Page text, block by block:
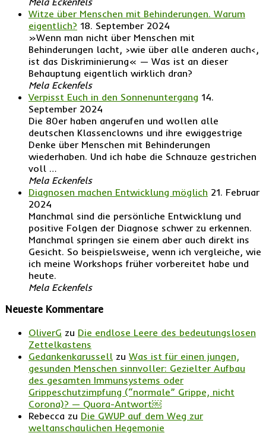
Witze über Menschen mit Behinderungen. Warum
eigentlich? 18. September 2024
»Wenn man nicht über Menschen mit
Behinderungen lacht, ›wie über alle anderen auch‹,
ist das Diskriminierung« — Was ist an dieser
Behauptung eigentlich wirklich dran?
Mela Eckenfels
Verpisst Euch in den Sonnenuntergang 14.
September 2024
Die 80er haben angerufen und wollen alle
deutschen Klassenclowns und ihre ewiggestrige
Denke über Menschen mit Behinderungen
wiederhaben. Und ich habe die Schnauze gestrichen
voll …
Mela Eckenfels
Diagnosen machen Entwicklung möglich 21. Februar
2024
Manchmal sind die persönliche Entwicklung und
positive Folgen der Diagnose schwer zu erkennen.
Manchmal springen sie einem aber auch direkt ins
Gesicht. So beispielsweise, wenn ich vergleiche, wie
ich meine Workshops früher vorbereitet habe und
heute.
Mela Eckenfels
Neueste Kommentare
OliverG zu Die endlose Leere des bedeutungslosen
Zettelkastens
Gedankenkarussell zu Was ist für einen jungen,
gesunden Menschen sinnvoller: Gezielter Aufbau
des gesamten Immunsystems oder
Grippeschutzimpfung (“normale” Grippe, nicht
Corona)? — Quora-Antwort￼
Rebecca zu Die GWUP auf dem Weg zur
weltanschaulichen Hegemonie